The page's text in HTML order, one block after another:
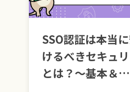
SSO認証は本当
けるべきセキュ
とは？～基本＆